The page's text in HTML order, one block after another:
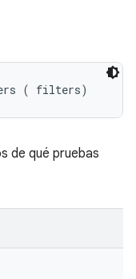
( filters)
de qué pruebas